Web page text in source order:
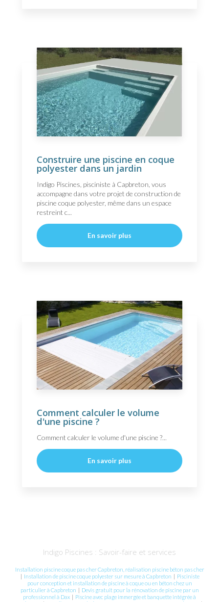
Construire une piscine en coque
polyester dans un jardin
Indigo Piscines, pisciniste à Capbreton, vous
accompagne dans votre projet de construction de
piscine coque polyester, même dans un espace
restreint c...
En savoir plus
Comment calculer le volume
d'une piscine ?
Comment calculer le volume d'une piscine ?...
En savoir plus
Indigo Piscines : Savoir-faire et services
Installation piscine coque pas cher Capbreton, réalisation piscine béton pas cher
Installation de piscine coque polyester sur mesure à Capbreton
Pisciniste
pour conception et installation de piscine à coque ou en béton chez un
particulier à Capbreton
Devis gratuit pour la rénovation de piscine par un
professionnel à Dax
Piscine avec plage immergée et banquette intégrée à